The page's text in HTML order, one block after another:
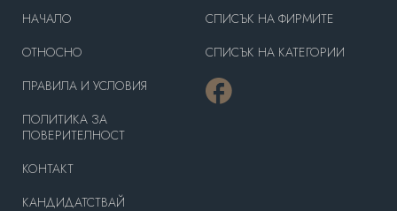
HAЧАЛО
OТНОСНО
ПРАВИЛА И УСЛОВИЯ
ПОЛИТИКА ЗА
ПОВЕРИТЕЛНОСТ
КОНТАКТ
КАНДИДАТСТВАЙ
СПИСЪК НА ФИРМИТЕ
СПИСЪК НА КАТЕГОРИИ